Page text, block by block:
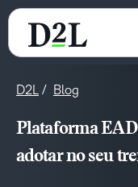
D2L Blog
Plataforma
adotar no seu